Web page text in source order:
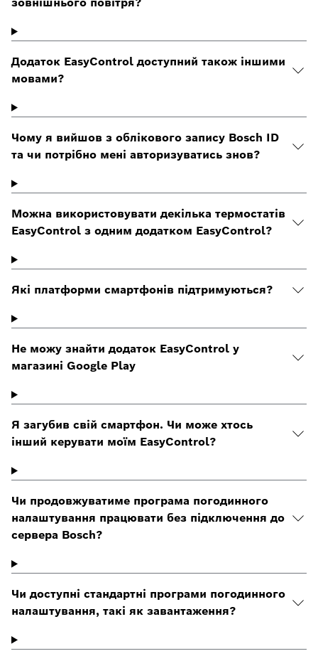
Додаток EasyControl доступний також іншими
мовами?
Чому я вийшов з облікового запису Bosch ID
та чи потрібно мені авторизуватись знов?
Можна використовувати декілька термостатів
EasyControl з одним додатком EasyControl?
Які платформи смартфонів підтримуються?
Не можу знайти додаток EasyControl у
магазині Google Play
Я загубив свій смартфон. Чи може хтось
інший керувати моїм EasyControl?
Чи продовжуватиме програма погодинного
налаштування працювати без підключення до
сервера Bosch?
Чи доступні стандартні програми погодинного
налаштування, такі як завантаження?